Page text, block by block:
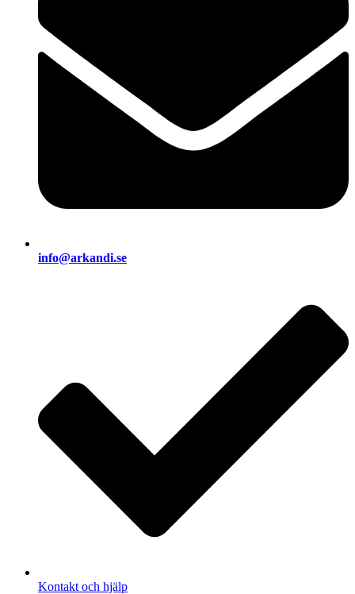
info@arkandi.se
Kontakt och hjälp